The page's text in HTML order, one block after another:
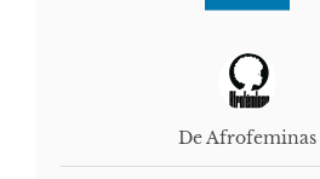
De Afrofeminas